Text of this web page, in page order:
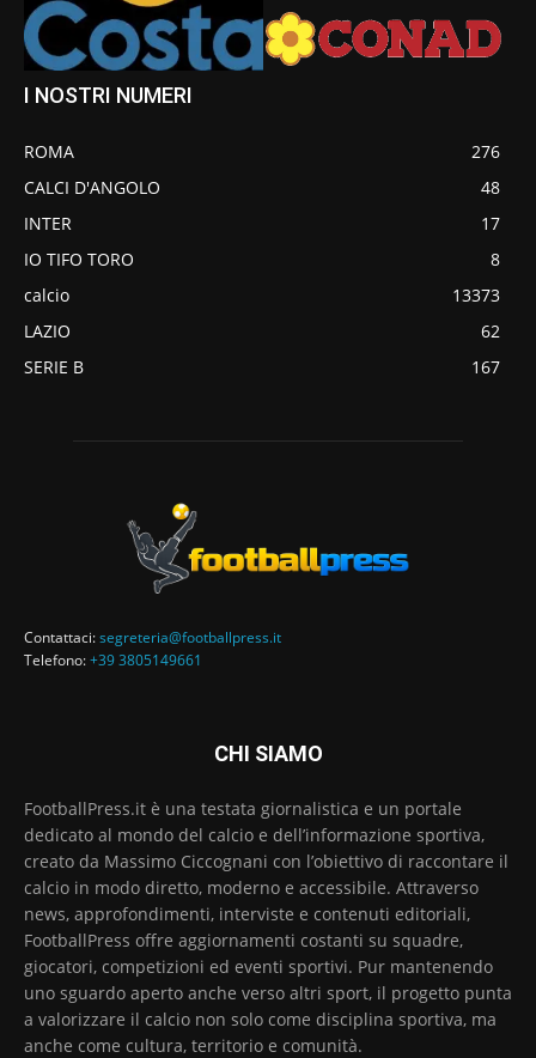
I NOSTRI NUMERI
ROMA
276
CALCI D'ANGOLO
48
INTER
17
IO TIFO TORO
8
calcio
13373
LAZIO
62
SERIE B
167
Contattaci:segreteria@footballpress.it
Telefono:+39 3805149661
CHI SIAMO
FootballPress.it è una testata giornalistica e un portale
dedicato al mondo del calcio e dell’informazione sportiva,
creato da Massimo Ciccognani con l’obiettivo di raccontare il
calcio in modo diretto, moderno e accessibile. Attraverso
news, approfondimenti, interviste e contenuti editoriali,
FootballPress offre aggiornamenti costanti su squadre,
giocatori, competizioni ed eventi sportivi. Pur mantenendo
uno sguardo aperto anche verso altri sport, il progetto punta
a valorizzare il calcio non solo come disciplina sportiva, ma
anche come cultura, territorio e comunità.